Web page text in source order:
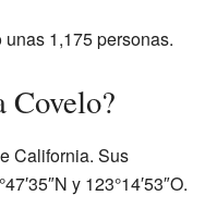
1,175 personas.
Covelo?
California. Sus
y 123°14′53″O.